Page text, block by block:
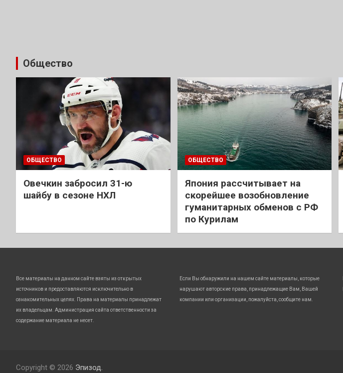
Общество
ОБЩЕСТВО
Овечкин забросил 31-ю
шайбу в сезоне НХЛ
ОБЩЕСТВО
Япония рассчитывает на
скорейшее возобновление
гуманитарных обменов с РФ
по Курилам
Все материалы на данном сайте взяты из открытых
источников и предоставляются исключительно в
ознакомительных целях. Права на материалы принадлежат
их владельцам. Администрация сайта ответственности за
содержание материала не несет.
Если Вы обнаружили на нашем сайте материалы, которые
нарушают авторские права, принадлежащие Вам, Вашей
компании или организации, пожалуйста, сообщите нам.
Copyright © 2026 Эпизод.